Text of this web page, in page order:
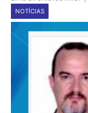
NOTÍCIAS